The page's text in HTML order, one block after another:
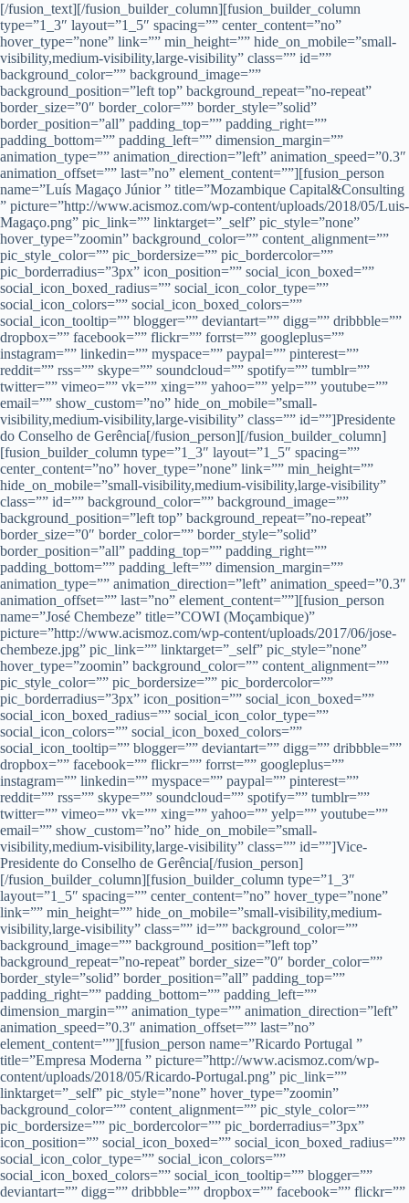
[/fusion_text][/fusion_builder_column][fusion_builder_column
type=”1_3″ layout=”1_5″ spacing=”” center_content=”no”
hover_type=”none” link=”” min_height=”” hide_on_mobile=”small-
visibility,medium-visibility,large-visibility” class=”” id=””
background_color=”” background_image=””
background_position=”left top” background_repeat=”no-repeat”
border_size=”0″ border_color=”” border_style=”solid”
border_position=”all” padding_top=”” padding_right=””
padding_bottom=”” padding_left=”” dimension_margin=””
animation_type=”” animation_direction=”left” animation_speed=”0.3″
animation_offset=”” last=”no” element_content=””][fusion_person
name=”Luís Magaço Júnior ” title=”Mozambique Capital&Consulting
” picture=”http://www.acismoz.com/wp-content/uploads/2018/05/Luis-
Magaço.png” pic_link=”” linktarget=”_self” pic_style=”none”
hover_type=”zoomin” background_color=”” content_alignment=””
pic_style_color=”” pic_bordersize=”” pic_bordercolor=””
pic_borderradius=”3px” icon_position=”” social_icon_boxed=””
social_icon_boxed_radius=”” social_icon_color_type=””
social_icon_colors=”” social_icon_boxed_colors=””
social_icon_tooltip=”” blogger=”” deviantart=”” digg=”” dribbble=””
dropbox=”” facebook=”” flickr=”” forrst=”” googleplus=””
instagram=”” linkedin=”” myspace=”” paypal=”” pinterest=””
reddit=”” rss=”” skype=”” soundcloud=”” spotify=”” tumblr=””
twitter=”” vimeo=”” vk=”” xing=”” yahoo=”” yelp=”” youtube=””
email=”” show_custom=”no” hide_on_mobile=”small-
visibility,medium-visibility,large-visibility” class=”” id=””]Presidente
do Conselho de Gerência[/fusion_person][/fusion_builder_column]
[fusion_builder_column type=”1_3″ layout=”1_5″ spacing=””
center_content=”no” hover_type=”none” link=”” min_height=””
hide_on_mobile=”small-visibility,medium-visibility,large-visibility”
class=”” id=”” background_color=”” background_image=””
background_position=”left top” background_repeat=”no-repeat”
border_size=”0″ border_color=”” border_style=”solid”
border_position=”all” padding_top=”” padding_right=””
padding_bottom=”” padding_left=”” dimension_margin=””
animation_type=”” animation_direction=”left” animation_speed=”0.3″
animation_offset=”” last=”no” element_content=””][fusion_person
name=”José Chembeze” title=”COWI (Moçambique)”
picture=”http://www.acismoz.com/wp-content/uploads/2017/06/jose-
chembeze.jpg” pic_link=”” linktarget=”_self” pic_style=”none”
hover_type=”zoomin” background_color=”” content_alignment=””
pic_style_color=”” pic_bordersize=”” pic_bordercolor=””
pic_borderradius=”3px” icon_position=”” social_icon_boxed=””
social_icon_boxed_radius=”” social_icon_color_type=””
social_icon_colors=”” social_icon_boxed_colors=””
social_icon_tooltip=”” blogger=”” deviantart=”” digg=”” dribbble=””
dropbox=”” facebook=”” flickr=”” forrst=”” googleplus=””
instagram=”” linkedin=”” myspace=”” paypal=”” pinterest=””
reddit=”” rss=”” skype=”” soundcloud=”” spotify=”” tumblr=””
twitter=”” vimeo=”” vk=”” xing=”” yahoo=”” yelp=”” youtube=””
email=”” show_custom=”no” hide_on_mobile=”small-
visibility,medium-visibility,large-visibility” class=”” id=””]Vice-
Presidente do Conselho de Gerência[/fusion_person]
[/fusion_builder_column][fusion_builder_column type=”1_3″
layout=”1_5″ spacing=”” center_content=”no” hover_type=”none”
link=”” min_height=”” hide_on_mobile=”small-visibility,medium-
visibility,large-visibility” class=”” id=”” background_color=””
background_image=”” background_position=”left top”
background_repeat=”no-repeat” border_size=”0″ border_color=””
border_style=”solid” border_position=”all” padding_top=””
padding_right=”” padding_bottom=”” padding_left=””
dimension_margin=”” animation_type=”” animation_direction=”left”
animation_speed=”0.3″ animation_offset=”” last=”no”
element_content=””][fusion_person name=”Ricardo Portugal ”
title=”Empresa Moderna ” picture=”http://www.acismoz.com/wp-
content/uploads/2018/05/Ricardo-Portugal.png” pic_link=””
linktarget=”_self” pic_style=”none” hover_type=”zoomin”
background_color=”” content_alignment=”” pic_style_color=””
pic_bordersize=”” pic_bordercolor=”” pic_borderradius=”3px”
icon_position=”” social_icon_boxed=”” social_icon_boxed_radius=””
social_icon_color_type=”” social_icon_colors=””
social_icon_boxed_colors=”” social_icon_tooltip=”” blogger=””
deviantart=”” digg=”” dribbble=”” dropbox=”” facebook=”” flickr=””